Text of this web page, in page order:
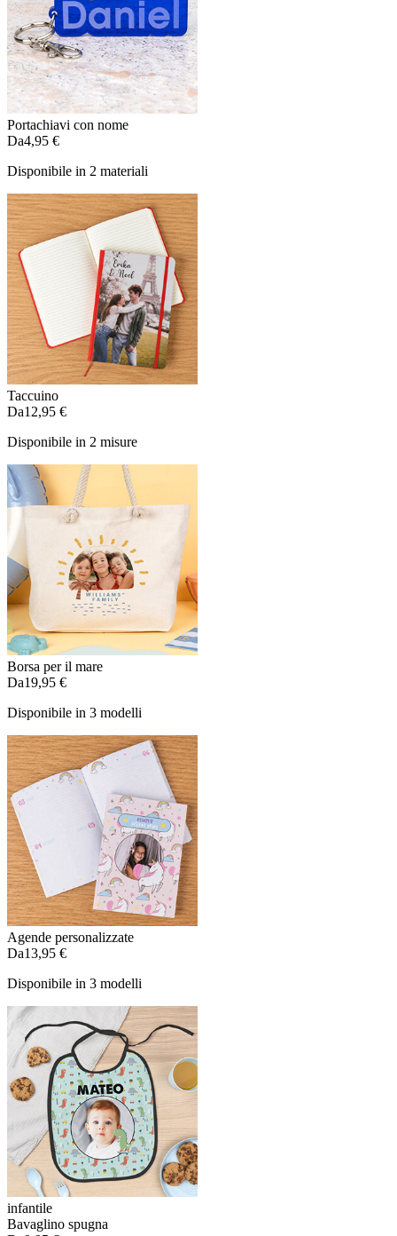
Portachiavi con nome
Da4,95 €
Disponibile in 2 materiali
Taccuino
Da12,95 €
Disponibile in 2 misure
Borsa per il mare
Da19,95 €
Disponibile in 3 modelli
Agende personalizzate
Da13,95 €
Disponibile in 3 modelli
infantile
Bavaglino spugna